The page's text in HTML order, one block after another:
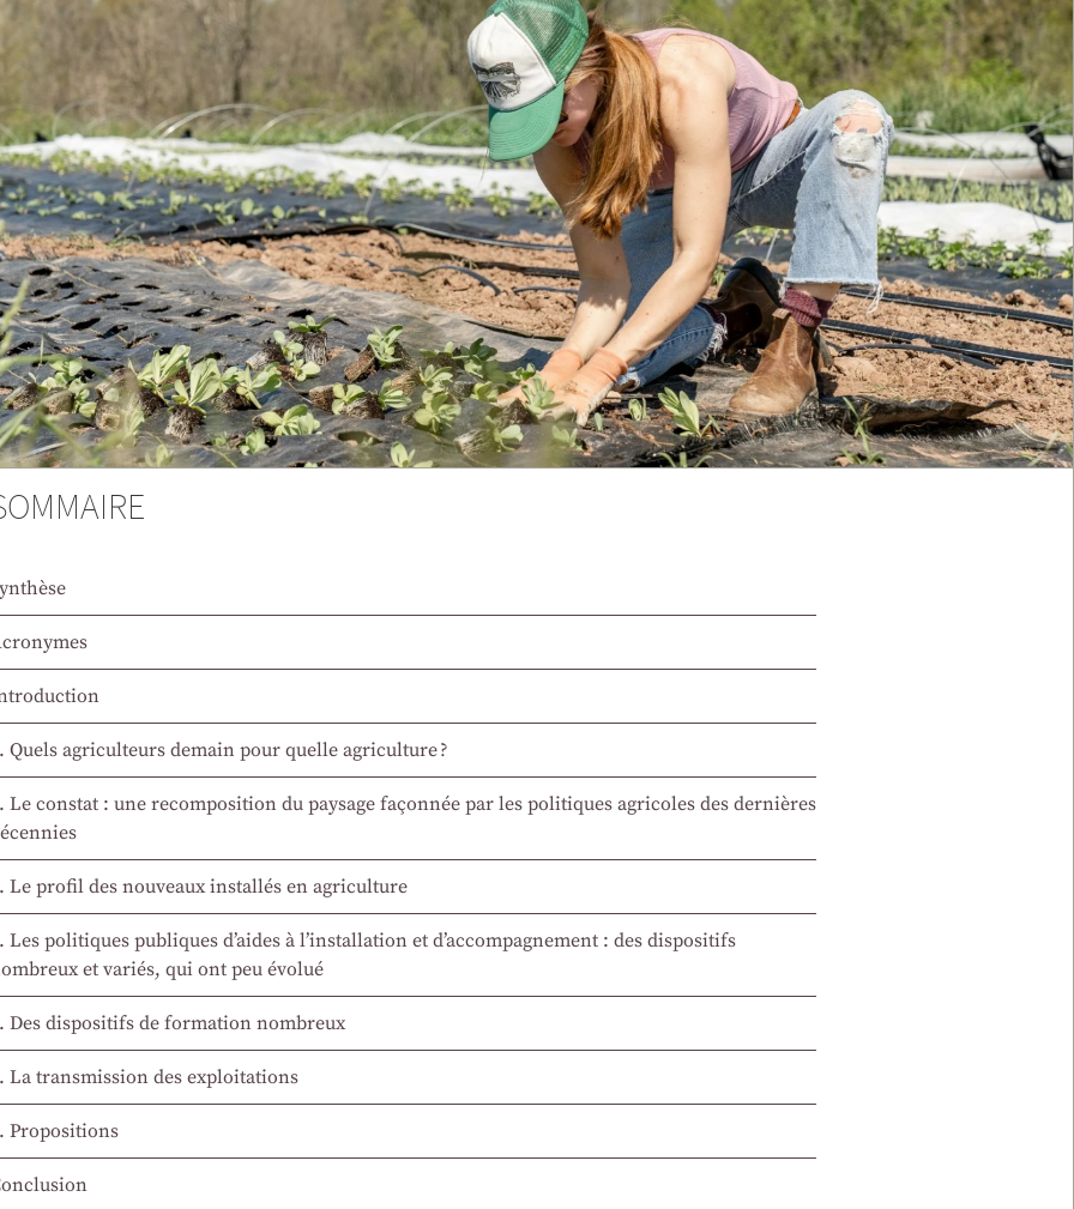
Quels agriculteurs demain pour quelle agriculture ?
Le constat : une recomposition du paysage façonnée par les politiques agricoles des dernières
Le profil des nouveaux installés en agriculture
Les politiques publiques d’aides à l’installation et d’accompagnement : des dispositifs
et variés, qui ont peu évolué
Des dispositifs de formation nombreux
La transmission des exploitations
Propositions